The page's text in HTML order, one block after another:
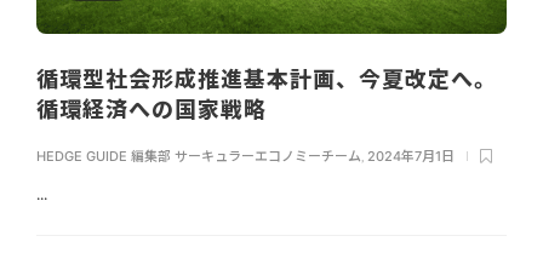
循環型社会形成推進基本計画、今夏改定へ。
循環経済への国家戦略
HEDGE GUIDE 編集部 サーキュラーエコノミーチーム 2024年7月1日
...